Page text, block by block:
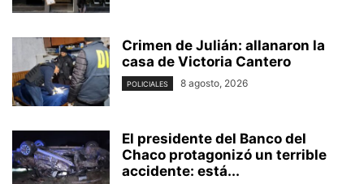
Crimen de Julián: allanaron la
casa de Victoria Cantero
POLICIALES 8 agosto, 2026
El presidente del Banco del
Chaco protagonizó un terrible
accidente: está...